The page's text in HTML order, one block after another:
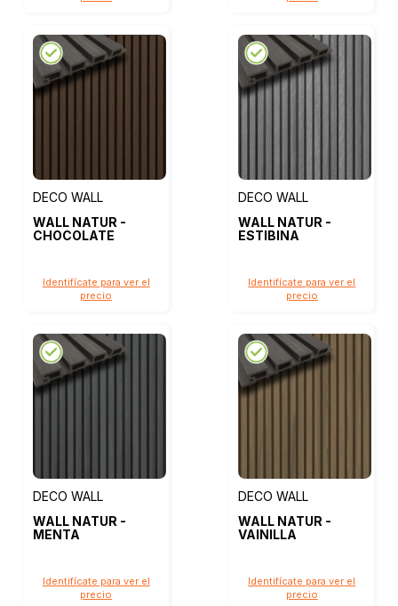
DECO WALL
WALL NATUR -
CHOCOLATE
Identifícate para ver el
precio
DECO WALL
WALL NATUR -
ESTIBINA
Identifícate para ver el
precio
DECO WALL
WALL NATUR -
MENTA
Identifícate para ver el
precio
DECO WALL
WALL NATUR -
VAINILLA
Identifícate para ver el
precio